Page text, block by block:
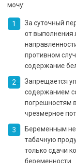
мочу:
За суточный
от выполнения
противном
содержание
Запрещается
содержанием
погрешностям
чрезмерное
Беременным не
табачную
только сдачи
беременности.